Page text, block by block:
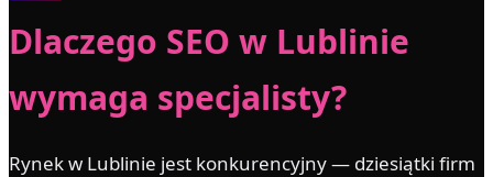
Dlaczego SEO w Lublinie
wymaga specjalisty?
Rynek w Lublinie jest konkurencyjny — dziesiątki firm